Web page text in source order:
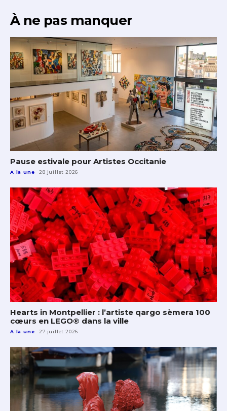
À ne pas manquer
Pause estivale pour Artistes Occitanie
A la une 28 juillet 2026
Hearts in Montpellier : l’artiste qargo sèmera 100
cœurs en LEGO® dans la ville
A la une 27 juillet 2026